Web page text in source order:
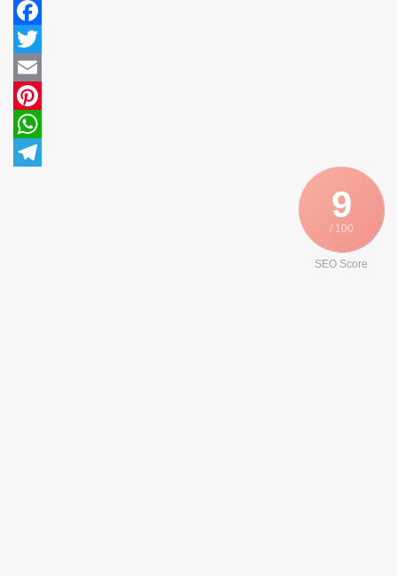
Facebook
Twitter
Email
Pinterest
WhatsApp
9
/ 100
SEO Score